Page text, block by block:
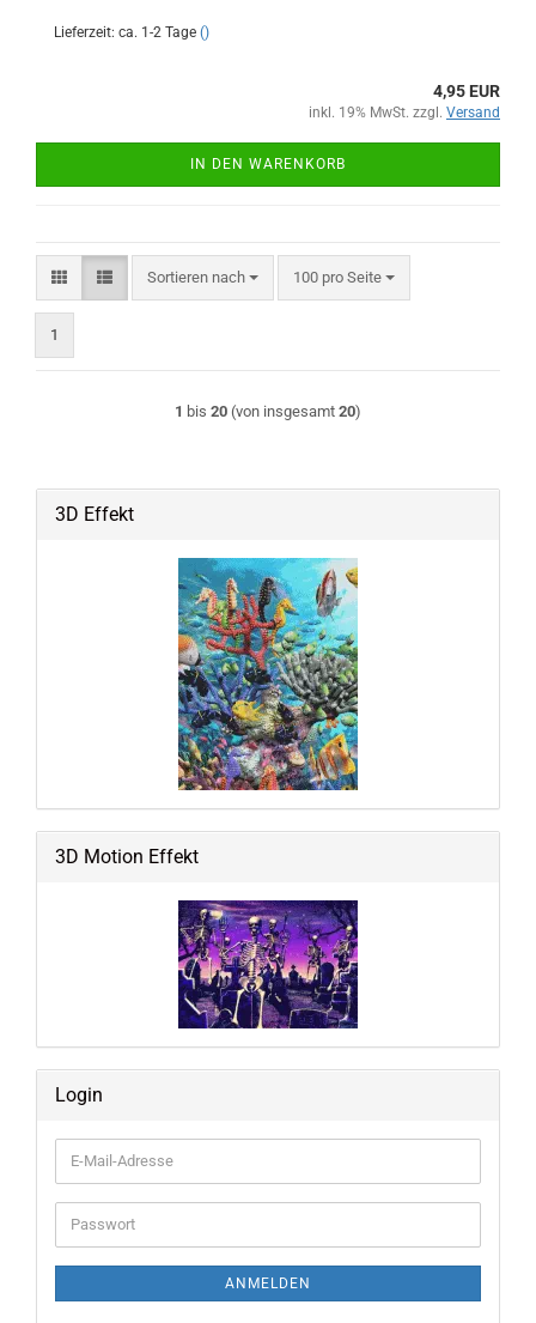
Lieferzeit: ca. 1-2 Tage ()
4,95 EUR
inkl. 19% MwSt. zzgl. Versand
IN DEN WARENKORB
Sortieren nach
Sortieren nach 100 pro Seite
pro Seite
1
1 bis 20 (von insgesamt 20)
3D Effekt
3D Motion Effekt
Login
E-
Mail-
Adresse
Passwort
ANMELDEN